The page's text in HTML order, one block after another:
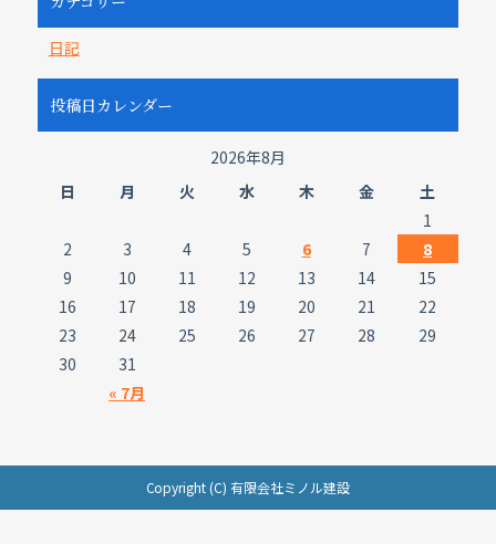
日記
投稿日カレンダー
2026年8月
日
月 火 水 木 金 土
« 7月
1
2
3 4 5 6 7
8
9
10 11 12 13 14
15
16
17 18 19 20 21
22
23
24 25 26 27 28
29
30
31
Copyright (C) 有限会社ミノル建設